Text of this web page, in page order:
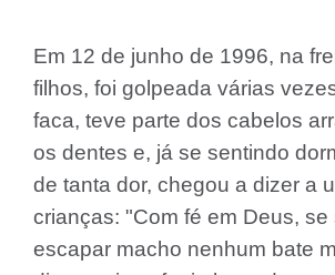
Em 12 de junho de 1996, na
filhos, foi golpeada várias
faca, teve parte dos cabelos
os dentes e, já se sentindo
de tanta dor, chegou a dizer a
crianças: "Com fé em Deus, se
escapar macho nenhum bate